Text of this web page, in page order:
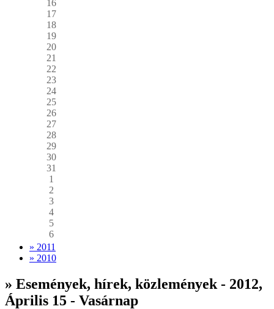
16
17
18
19
20
21
22
23
24
25
26
27
28
29
30
31
1
2
3
4
5
6
» 2011
» 2010
» Események, hírek, közlemények - 2012,
Április 15 - Vasárnap